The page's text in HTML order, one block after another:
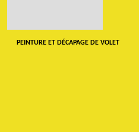
PEINTURE ET DÉCAPAGE DE VOLET